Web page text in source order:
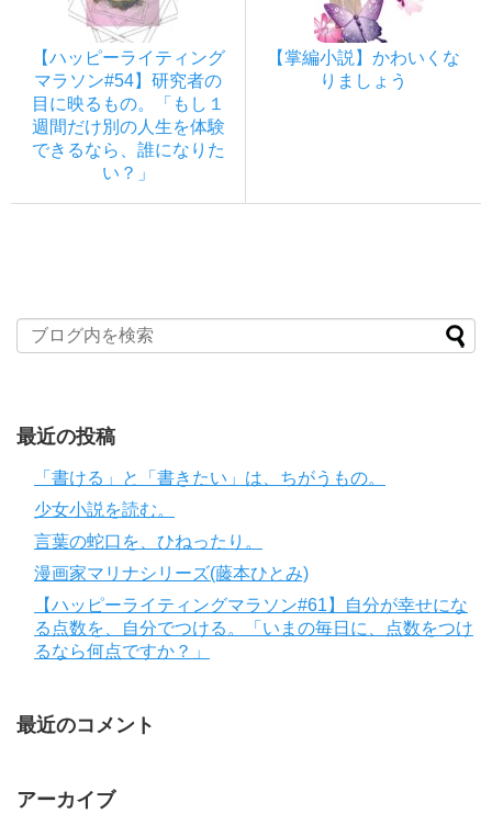
【ハッピーライティング
マラソン#54】研究者の
目に映るもの。「もし１
週間だけ別の人生を体験
できるなら、誰になりた
い？」
【掌編小説】かわいくな
りましょう
最近の投稿
「書ける」と「書きたい」は、ちがうもの。
少女小説を読む。
言葉の蛇口を、ひねったり。
漫画家マリナシリーズ(藤本ひとみ)
【ハッピーライティングマラソン#61】自分が幸せにな
る点数を、自分でつける。「いまの毎日に、点数をつけ
るなら何点ですか？」
最近のコメント
アーカイブ